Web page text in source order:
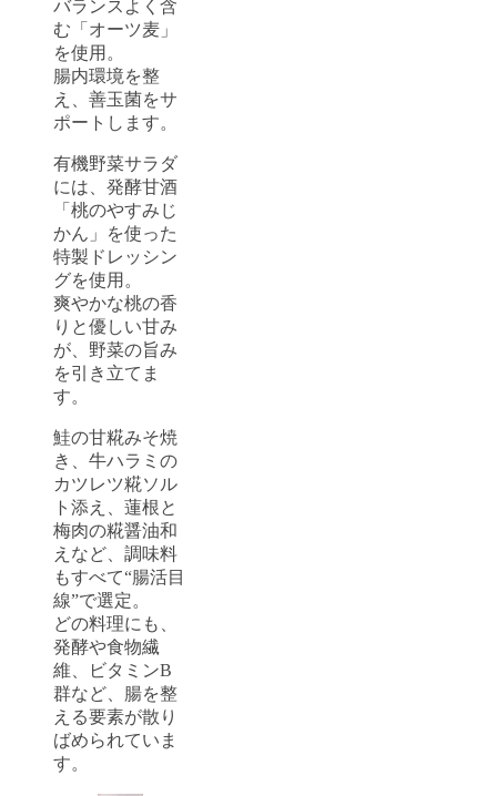
バランスよく含
む「オーツ麦」
を使用。
腸内環境を整
え、善玉菌をサ
ポートします。
有機野菜サラダ
には、発酵甘酒
「桃のやすみじ
かん」を使った
特製ドレッシン
グを使用。
爽やかな桃の香
りと優しい甘み
が、野菜の旨み
を引き立てま
す。
鮭の甘糀みそ焼
き、牛ハラミの
カツレツ糀ソル
ト添え、蓮根と
梅肉の糀醤油和
えなど、調味料
もすべて“腸活目
線”で選定。
どの料理にも、
発酵や食物繊
維、ビタミンB
群など、腸を整
える要素が散り
ばめられていま
す。